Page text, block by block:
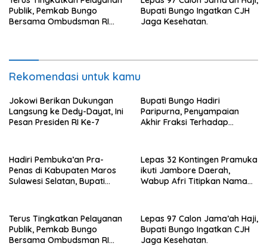
Publik, Pemkab Bungo
Bersama Ombudsman RI
Bupati Bungo Ingatkan CJH
Jaga Kesehatan.
Rekomendasi untuk kamu
Jokowi Berikan Dukungan
Langsung ke Dedy-Dayat, Ini
Pesan Presiden RI Ke-7
Bupati Bungo Hadiri
Paripurna, Penyampaian
Akhir Fraksi Terhadap
2022.
Hadiri Pembuka’an Pra-
Penas di Kabupaten Maros
Sulawesi Selatan, Bupati
Lepas 32 Kontingen Pramuka
ikuti Jambore Daerah,
Wabup Afri Titipkan Nama
Terus Tingkatkan Pelayanan
Publik, Pemkab Bungo
Bersama Ombudsman RI
Lepas 97 Calon Jama’ah Haji,
Bupati Bungo Ingatkan CJH
Jaga Kesehatan.